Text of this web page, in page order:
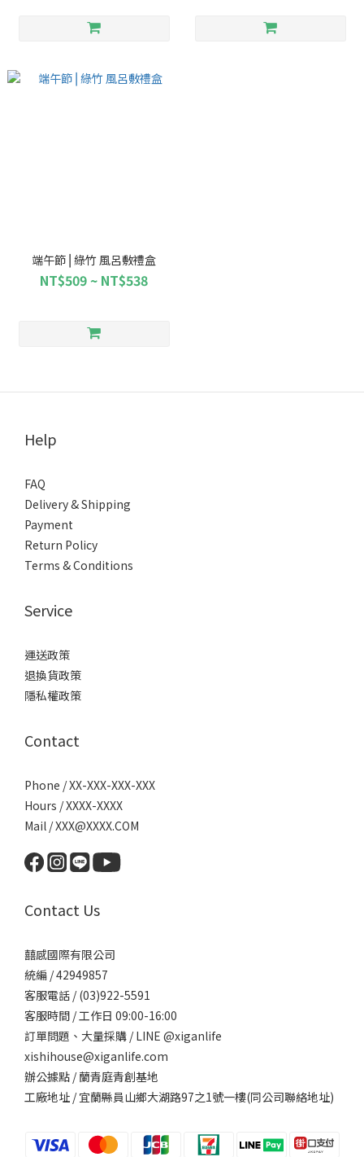
端午節⎥ 綠竹 風呂敷禮盒
NT$509 ~ NT$538
Help
FAQ
Delivery & Shipping
Payment
Return Policy
Terms & Conditions
Service
運送政策
退換貨政策
隱私權政策
Contact
Phone / XX-XXX-XXX-XXX
Hours / XXXX-XXXX
Mail / XXX@XXXX.COM
Contact Us
囍感國際有限公司
統編 / 42949857
客服電話 / (03)922-5591
客服時間 / 工作日 09:00-16:00
訂單問題、大量採購 / LINE @xiganlife
xishihouse@xiganlife.com
辦公據點 / 蘭青庭青創基地
工廠地址 / 宜蘭縣員山鄉大湖路97之1號一樓(同公司聯絡地址)